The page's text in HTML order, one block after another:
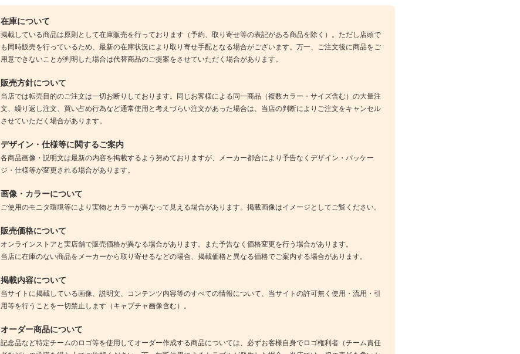
在庫について
掲載している商品は原則として在庫販売を行っております（予約、取り寄せ等の表記がある商品を除く）。ただし店頭で
も同時販売を行っているため、最新の在庫状況により取り寄せ手配となる場合がございます。万一、ご注文後に商品をご
用意できないことが判明した場合は代替商品のご提案をさせていただく場合があります。
販売方針について
当店では転売目的のご注文は一切お断りしております。同じお客様による同一商品（複数カラー・サイズ含む）の大量注
文、繰り返し注文、買い占め行為など通常使用と考えづらい注文があった場合は、当店の判断によりご注文をキャンセル
させていただく場合があります。
デザイン・仕様等に関するご案内
各商品画像・説明文は最新の内容を掲載するよう努めておりますが、メーカー都合により予告なくデザイン・パッケー
ジ・仕様等が変更される場合があります。
画像・カラーについて
ご使用のモニタ環境等により実物とカラーが異なって見える場合があります。掲載画像はイメージとしてご覧ください。
販売価格について
オンラインストアと実店舗で販売価格が異なる場合があります。また予告なく価格変更を行う場合があります。
当店に在庫のない商品をメーカーから取り寄せるなどの場合、掲載価格と異なる価格でご案内する場合があります。
掲載内容について
当サイトに掲載している画像、説明文、コンテンツ内容等のすべての情報について、当サイトの許可無く使用・流用・引
用等を行うことを一切禁止します（キャプチャ画像含む）。
オーダー商品について
記念品など特定チームのロゴ等を使用してオーダー作成する商品については、必ずお客様自身でロゴ権利者（チーム責任